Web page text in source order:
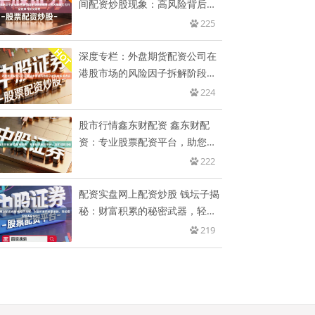
间配资炒股现象：高风险背后的
225
深度专栏：外盘期货配资公司在
港股市场的风险因子拆解阶段拐
224
股市行情鑫东财配资 鑫东财配
资：专业股票配资平台，助您财
222
配资实盘网上配资炒股 钱坛子揭
秘：财富积累的秘密武器，轻松
219